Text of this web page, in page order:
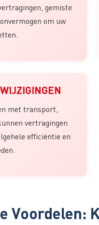
gemiste
om uw
met transport,
vertragingen
efficiëntie en
Voordelen: